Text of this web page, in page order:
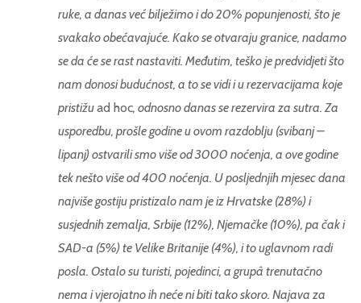
ruke, a danas već bilježimo i do 20% popunjenosti, što je
svakako obećavajuće. Kako se otvaraju granice, nadamo
se da će se rast nastaviti. Međutim, teško je predvidjeti što
nam donosi budućnost, a to se vidi i u rezervacijama koje
pristižuad hoc, odnosno danas se rezervira za sutra. Za
usporedbu, prošle godine u ovom razdoblju (svibanj –
lipanj) ostvarili smo više od 3000 noćenja, a ove godine
tek nešto više od 400 noćenja. U posljednjih mjesec dana
najviše gostiju pristizalo nam je iz Hrvatske (28%) i
susjednih zemalja, Srbije (12%), Njemačke (10%), pa čak i
SAD-a (5%) te Velike Britanije (4%), i to uglavnom radi
posla. Ostalo su turisti, pojedinci, a grupâ trenutačno
nema i vjerojatno ih neće ni biti tako skoro. Najava za